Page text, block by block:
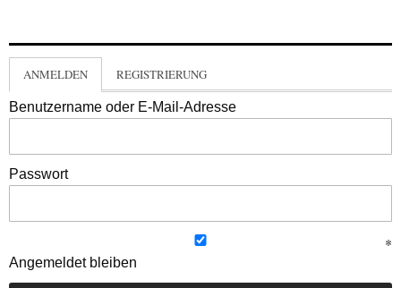
ANMELDEN REGISTRIERUNG
Benutzername oder E-Mail-Adresse
Passwort
Angemeldet bleiben